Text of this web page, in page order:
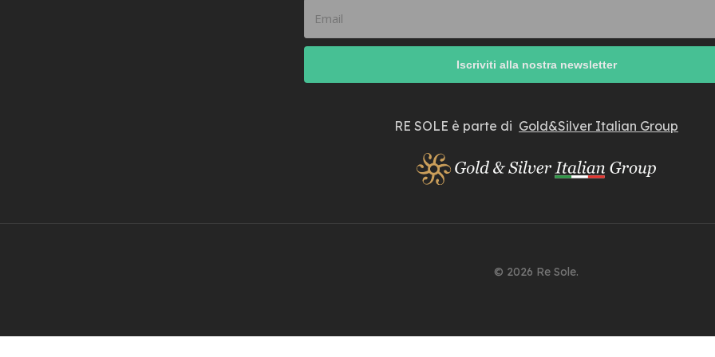
RE SOLE è parte di Gold&Silver Italian Group
© 2026 Re Sole.